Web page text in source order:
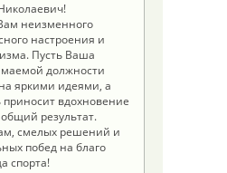
неизменного
настроения и
Пусть Ваша
должности
яркими идеями, а
вдохновение
общий результат.
смелых решений и
побед на благо
спорта!